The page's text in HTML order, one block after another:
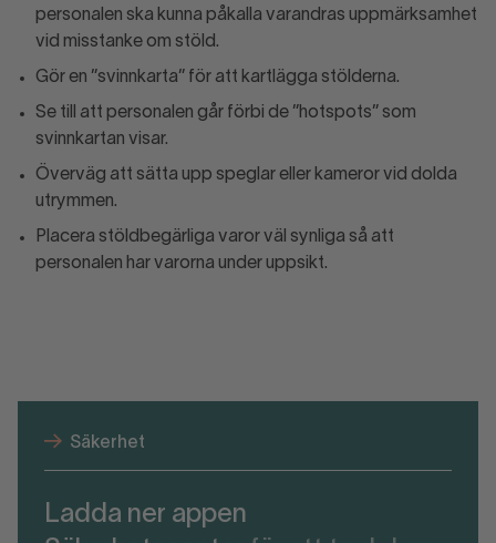
personalen ska kunna påkalla varandras uppmärksamhet
vid misstanke om stöld.
Gör en ”svinnkarta” för att kartlägga stölderna.
Se till att personalen går förbi de ”hotspots” som
svinnkartan visar.
Överväg att sätta upp speglar eller kameror vid dolda
utrymmen.
Placera stöldbegärliga varor väl synliga så att
personalen har varorna under uppsikt.
Säkerhet
Ladda ner appen